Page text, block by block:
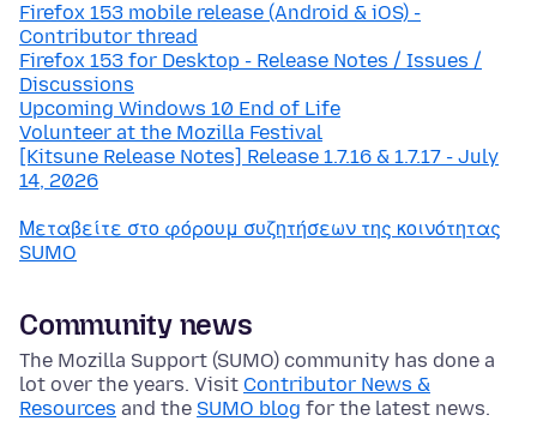
Firefox 153 mobile release (Android & iOS) -
Contributor thread
Firefox 153 for Desktop - Release Notes / Issues /
Discussions
Upcoming Windows 10 End of Life
Volunteer at the Mozilla Festival
[Kitsune Release Notes] Release 1.7.16 & 1.7.17 - July
14, 2026
Μεταβείτε στο φόρουμ συζητήσεων της κοινότητας
SUMO
Community news
The Mozilla Support (SUMO) community has done a
lot over the years. Visit Contributor News &
Resources and the SUMO blog for the latest news.